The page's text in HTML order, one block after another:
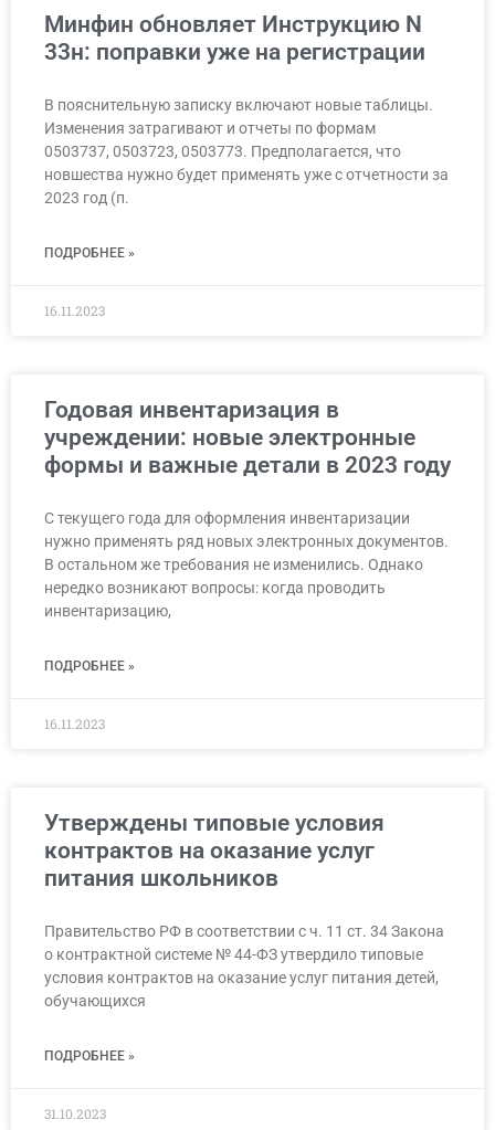
Минфин обновляет Инструкцию N
33н: поправки уже на регистрации
В пояснительную записку включают новые таблицы.
Изменения затрагивают и отчеты по формам
0503737, 0503723, 0503773. Предполагается, что
новшества нужно будет применять уже с отчетности за
2023 год (п.
ПОДРОБНЕЕ »
16.11.2023
Годовая инвентаризация в
учреждении: новые электронные
формы и важные детали в 2023 году
С текущего года для оформления инвентаризации
нужно применять ряд новых электронных документов.
В остальном же требования не изменились. Однако
нередко возникают вопросы: когда проводить
инвентаризацию,
ПОДРОБНЕЕ »
16.11.2023
Утверждены типовые условия
контрактов на оказание услуг
питания школьников
Правительство РФ в соответствии с ч. 11 ст. 34 Закона
о контрактной системе № 44-ФЗ утвердило типовые
условия контрактов на оказание услуг питания детей,
обучающихся
ПОДРОБНЕЕ »
31.10.2023